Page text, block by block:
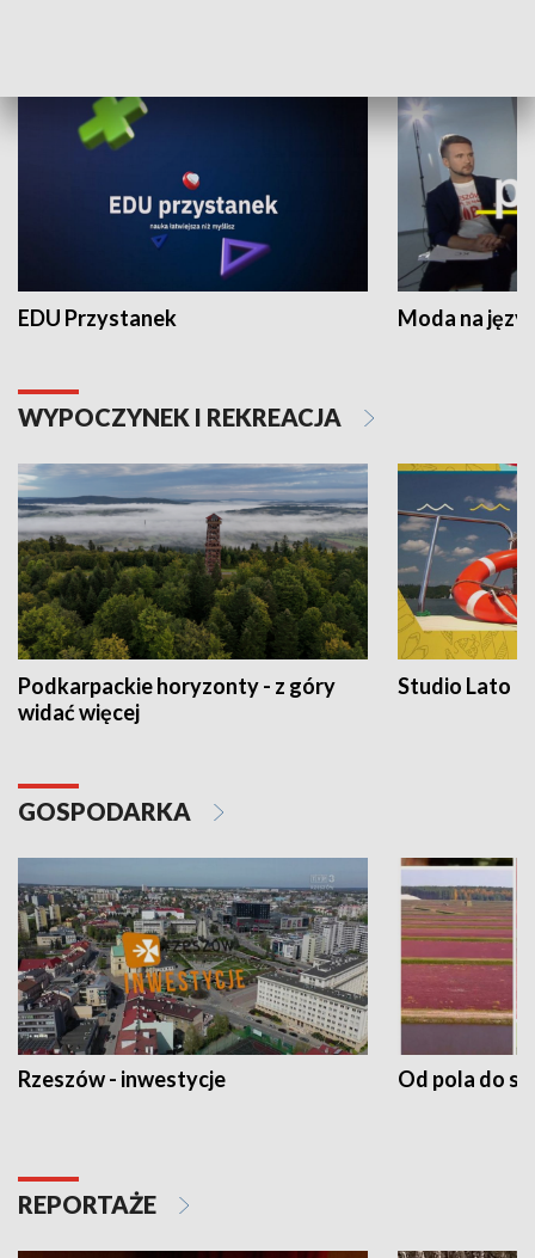
EDU Przystanek Moda na
WYPOCZYNEK I REKREACJA
Podkarpackie horyzonty - z góry
widać więcej
Studio Lato
GOSPODARKA
Rzeszów - inwestycje Od pola do
REPORTAŻE